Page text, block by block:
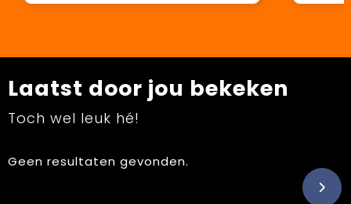
Laatst door jou bekeken
Toch wel leuk hé!
Geen resultaten gevonden.